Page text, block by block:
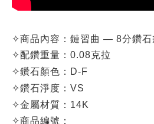
✧商品內容： 鏈習曲 — 8分鑽石
✧配鑽重量：0.08克拉
✧鑽石顏色：D-F
✧鑽石淨度：VS
✧金屬材質：14K
✧商品編號：